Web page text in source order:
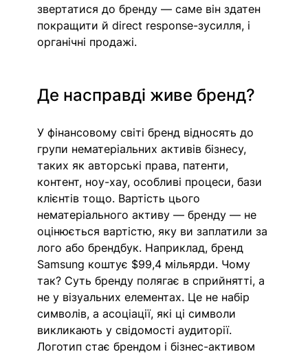
звертатися до бренду — саме він здатен
покращити й direct response-зусилля, і
органічні продажі.
Де насправді живе бренд?
У фінансовому світі бренд відносять до
групи нематеріальних активів бізнесу,
таких як авторські права, патенти,
контент, ноу-хау, особливі процеси, бази
клієнтів тощо. Вартість цього
нематеріального активу — бренду — не
оцінюється вартістю, яку ви заплатили за
лого або брендбук. Наприклад, бренд
Samsung коштує $99,4 мільярди. Чому
так? Суть бренду полягає в сприйнятті, а
не у візуальних елементах. Це не набір
символів, а асоціації, які ці символи
викликають у свідомості аудиторії.
Логотип стає брендом і бізнес-активом